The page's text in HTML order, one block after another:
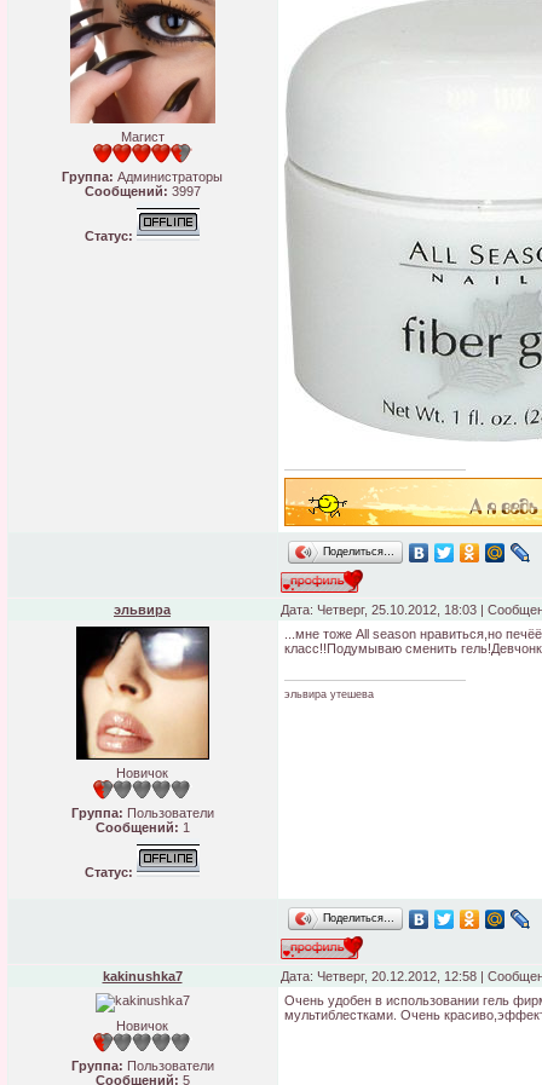
Магист
Группа: Администраторы
Сообщений: 3997
Статус:
Поделиться…
эльвира Дата: Четверг, 25.10.2012, 18:03 |
Новичок
Группа: Пользователи
Сообщений: 1
Статус:
...мне тоже All season нравиться,но
класс!!Подумываю сменить
эльвира утешева
Поделиться…
kakinushka7 Дата: Четверг, 20.12.2012, 12:58 |
Новичок
Группа: Пользователи
Сообщений: 5
Очень удобен в использовании гель
мультиблестками. Очень